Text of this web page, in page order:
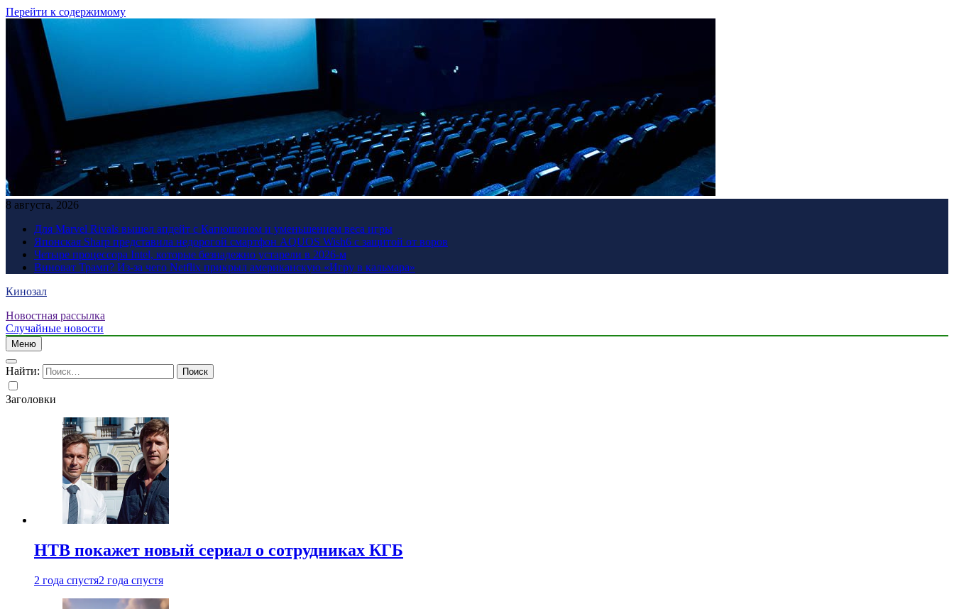
Перейти к содержимому
8 августа, 2026
Для Marvel Rivals вышел апдейт с Капюшоном и уменьшением веса игры
Японская Sharp представила недорогой смартфон AQUOS Wish6 с защитой от воров
Четыре процессора Intel, которые безнадежно устарели в 2026-м
Виноват Трамп? Из-за чего Netflix прикрыл американскую «Игру в кальмара»
Кинозал
Новостная рассылка
Случайные новости
Меню
Найти:
Заголовки
НТВ покажет новый сериал о сотрудниках КГБ
2 года спустя2 года спустя